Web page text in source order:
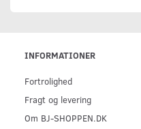
INFORMATIONER
Fortrolighed
Fragt og levering
Om BJ-SHOPPEN.DK